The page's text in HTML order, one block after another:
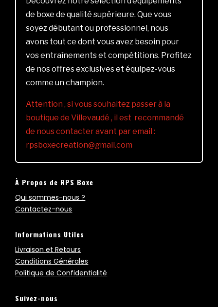
de boxe de qualité supérieure. Que vous
soyez débutant ou professionnel, nous
avons tout ce dont vous avez besoin pour
vos entraînements et compétitions. Profitez
de nos offres exclusives et équipez-vous
comme un champion.
Attention , si vous souhaitez passer à la
boutique de Villevaudé , il est recommandé
de nous contacter avant par email :
rpsboxecreation@gmail.com
À Propos de RPS Boxe
Qui sommes-nous ?
Contactez-nous
Informations Utiles
Livraison et Retours
Conditions Générales
Politique de Confidentialité
Suivez-nous